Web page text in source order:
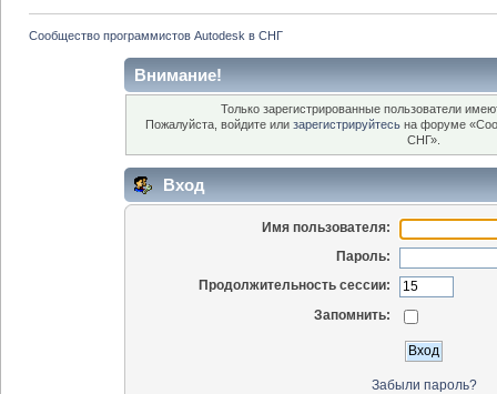
Сообщество программистов Autodesk в СНГ
Внимание!
Только зарегистрированные пользователи
Пожалуйста, войдите или зарегистрируйтесь на форуме
СНГ».
Вход
Имя пользователя:
Пароль:
Продолжительность сессии:
Запомнить:
Забыли пароль?